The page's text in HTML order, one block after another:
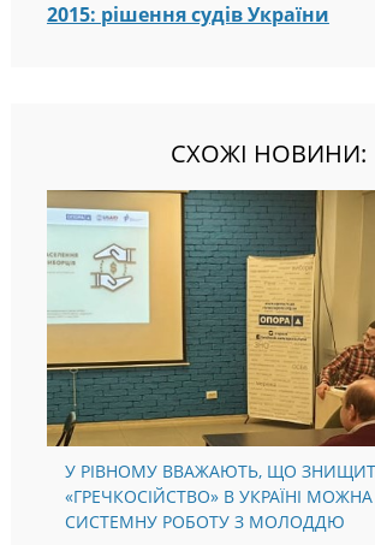
2015: рішення судів України
СХОЖІ НОВИНИ:
У РІВНОМУ ВВАЖАЮТЬ, ЩО
«ГРЕЧКОСІЙСТВО» В УКРАЇНІ
СИСТЕМНУ РОБОТУ З МОЛОДДЮ